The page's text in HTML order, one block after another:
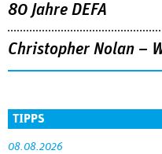
80 Jahre DEFA
Christopher Nolan –
TIPPS
08.08.2026